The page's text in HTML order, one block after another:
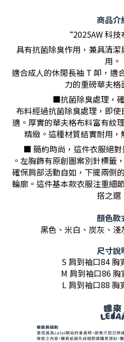
商品介
“2025AW 科
具有抗菌除臭作用，兼具清
用。
適合成人的休閒長袖 T 卹，適
力的重磅華夫格
■抗菌除臭處理，
布料經過抗菌除臭處理，即
適。厚實的華夫格布料富有紋
精緻。這種材質結實耐用，
■ 簡約時尚，這件衣服絕
。左胸飾有原創圖案別針標籤
確保肩部活動自如，下擺兩側
輪廓。這件基本款衣服注重細
搭之選
顏色款
黑色、米白、炭灰、
尺寸說
S 肩到袖口84 胸
M 肩到袖口86 胸
L 肩到袖口88 胸